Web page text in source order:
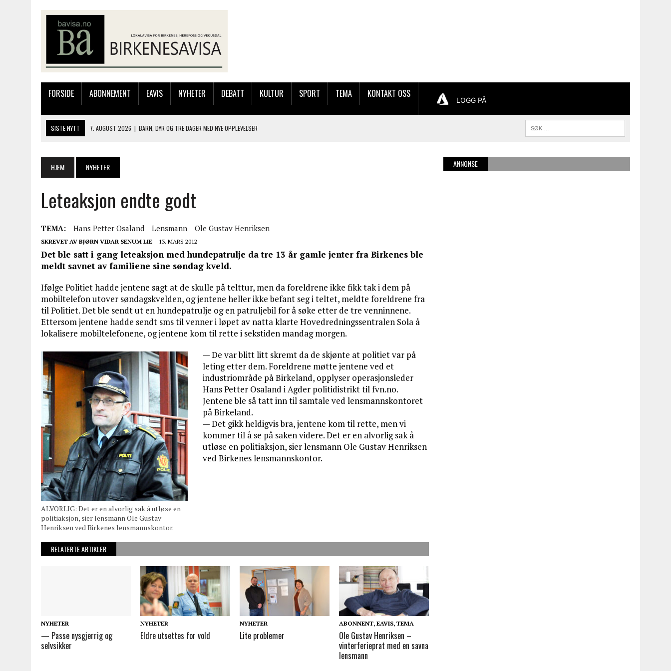
FORSIDE ABONNEMENT EAVIS NYHETER DEBATT KULTUR SPORT TEMA KONTAKT OSS
LOGG PÅ
SISTE NYTT 7. AUGUST 2026 | BARN, DYR OG TRE DAGER MED NYE OPPLEVELSER
6. AUGUST 2026 | BYGGING AV FLATBUNNINGER PÅ MUSEET
7. AUGUST 2026
| FLYTTER PRODUKSJONEN TIL OSLO: FLERE MISTER JOBBEN VED SYNKRON MEDIA
HJEM NYHETER
Leteaksjon endte godt
TEMA: Hans Petter Osaland Lensmann Ole Gustav Henriksen
SKREVET AV BJØRN VIDAR SENUM LIE 13. MARS 2012
Det ble satt i gang leteaksjon med hundepatrulje da tre 13 år gamle jenter fra Birkenes ble
meldt savnet av familiene sine søndag kveld.
Ifølge Politiet hadde jentene sagt at de skulle på telttur, men da foreldrene ikke fikk tak i dem på
mobiltelefon utover søndagskvelden, og jentene heller ikke befant seg i teltet, meldte foreldrene fra
til Politiet. Det ble sendt ut en hundepatrulje og en patruljebil for å søke etter de tre venninnene.
Ettersom jentene hadde sendt sms til venner i løpet av natta klarte Hovedredningssentralen Sola å
lokalisere mobiltelefonene, og jentene kom til rette i sekstiden mandag morgen.
ALVORLIG: Det er en alvorlig sak å utløse en
politiaksjon, sier lensmann Ole Gustav
Henriksen ved Birkenes lensmannskontor.
— De var blitt litt skremt da de skjønte at politiet var på
leting etter dem. Foreldrene møtte jentene ved et
industriområde på Birkeland, opplyser operasjonsleder
Hans Petter Osaland i Agder politidistrikt til fvn.no.
Jentene ble så tatt inn til samtale ved lensmannskontoret
på Birkeland.
— Det gikk heldigvis bra, jentene kom til rette, men vi
kommer til å se på saken videre. Det er en alvorlig sak å
utløse en politiaksjon, sier lensmann Ole Gustav Henriksen
ved Birkenes lensmannskontor.
RELATERTE ARTIKLER
NYHETER
— Passe nysgjerrig og
selvsikker
NYHETER
Eldre utsettes for vold
NYHETER
Lite problemer
ABONNENT,EAVIS,TEMA
Ole Gustav Henriksen –
vinterferieprat med en savna
lensmann
ANNONSE